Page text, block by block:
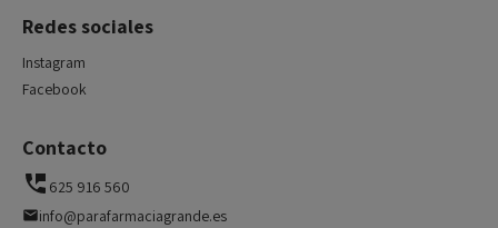
Redes sociales
Instagram
Facebook
Contacto
625 916 560
info@parafarmaciagrande.es